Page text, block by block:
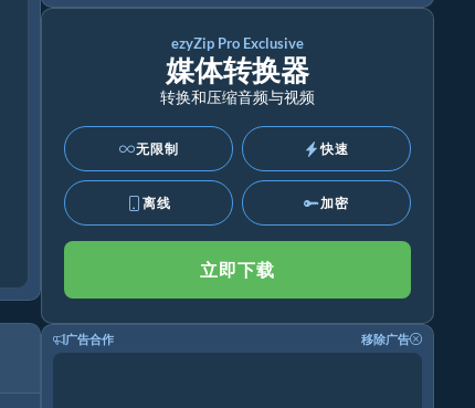
ezyZip Pro Exclusive
媒体转换器
转换和压缩音频与视频
无限制 快速
离线 加密
立即下载
广告合作 移除广告